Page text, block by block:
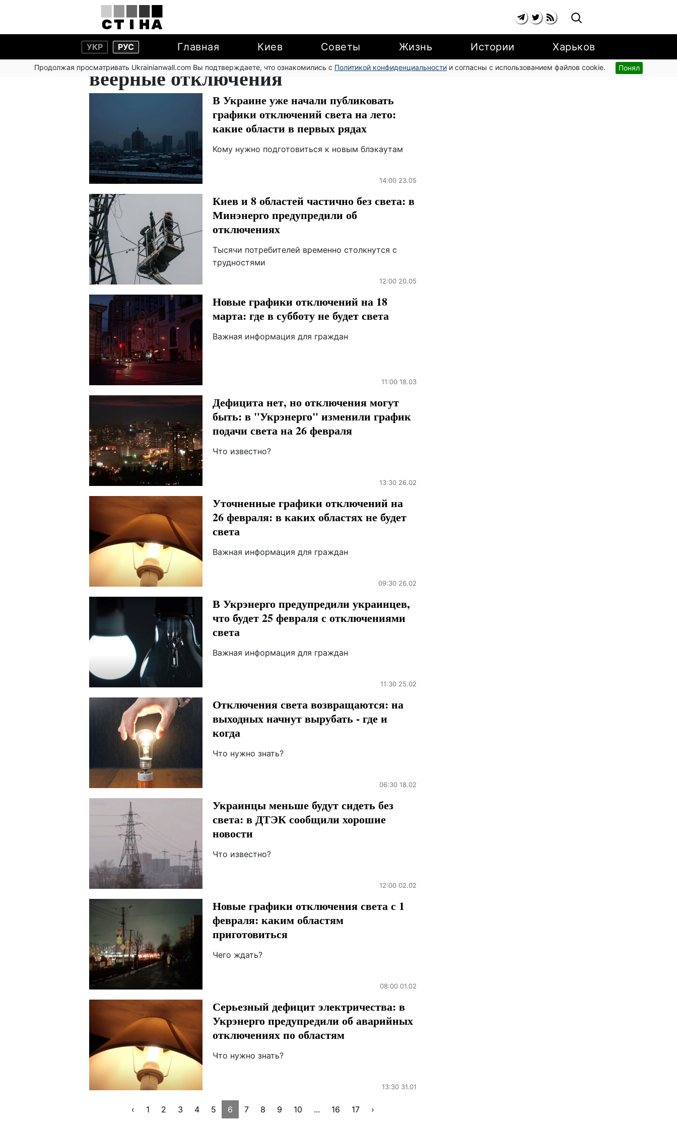
УКР РУС Главная Киев Советы Жизнь Истории Харьков
Продолжая просматривать Ukrainianwall.com Вы подтверждаете, что ознакомились с Политикой конфиденциальности и согласны с использованием файлов cookie. Понял
веерные отключения
В Украине уже начали публиковать
графики отключений света на лето:
какие области в первых рядах
Кому нужно подготовиться к новым блэкаутам
14:00 23.05
Киев и 8 областей частично без света: в
Минэнерго предупредили об
отключениях
Тысячи потребителей временно столкнутся с
трудностями
12:00 20.05
Новые графики отключений на 18
марта: где в субботу не будет света
Важная информация для граждан
11:00 18.03
Дефицита нет, но отключения могут
быть: в "Укрэнерго" изменили график
подачи света на 26 февраля
Что известно?
13:30 26.02
Уточненные графики отключений на
26 февраля: в каких областях не будет
света
Важная информация для граждан
09:30 26.02
В Укрэнерго предупредили украинцев,
что будет 25 февраля с отключениями
света
Важная информация для граждан
11:30 25.02
Отключения света возвращаются: на
выходных начнут вырубать - где и
когда
Что нужно знать?
06:30 18.02
Украинцы меньше будут сидеть без
света: в ДТЭК сообщили хорошие
новости
Что известно?
12:00 02.02
Новые графики отключения света с 1
февраля: каким областям
приготовиться
Чего ждать?
08:00 01.02
Серьезный дефицит электричества: в
Укрэнерго предупредили об аварийных
отключениях по областям
Что нужно знать?
13:30 31.01
‹ 1 2 3 4 5 6 7 8 9 10 ... 16 17 ›